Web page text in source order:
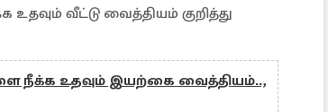
வீட்டு வைத்தியம் குறித்து
நீக்க உதவும் இயற்கை வைத்தியம்..,